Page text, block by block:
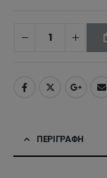
ΠΕΡΙΓΡΑΦΉ